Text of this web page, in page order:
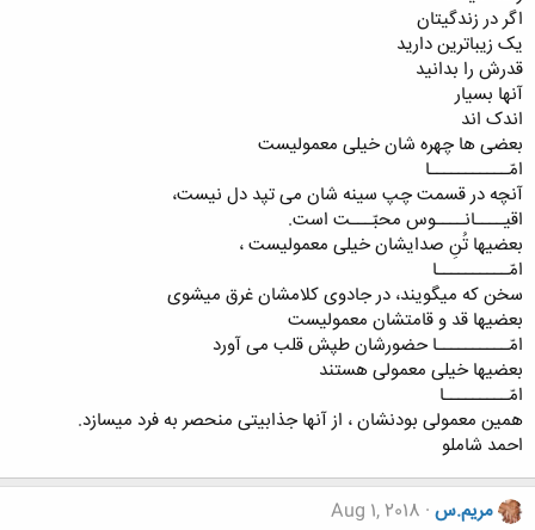
اگر در زندگیتان
یک زیباترین دارید
قدرش را بدانید
آنها بسیار
اندک اند
بعضی ها چهره شان خیلی معمولیست
امّـــــــــــا
آنچه در قسمت چپ سینه شان می تپد دل نیست،
اقیــــانــــوس محبّـــت است.
بعضیها تُنِ صدایشان خیلی معمولیست ،
امّــــــــــا
سخن که میگویند، در جادوی کلامشان غرق میشوی
بعضیها قد و قامتشان معمولیست
امّــــــــــا حضورشان طپش قلب می آورد
بعضیها خیلی معمولی هستند
امّـــــــــا
همین معمولی بودنشان ، از آنها جذابیتی منحصر به فرد میسازد.
احمد شاملو
مریم.س Aug 1, 2018